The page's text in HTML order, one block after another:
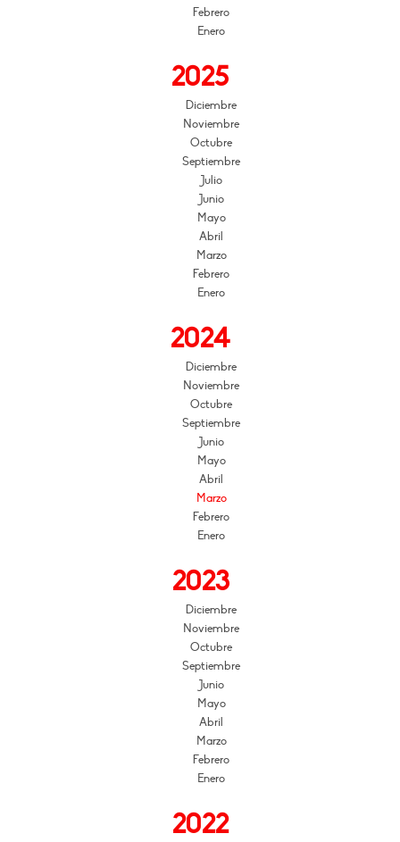
Febrero
Enero
2025
Diciembre
Noviembre
Octubre
Septiembre
Julio
Junio
Mayo
Abril
Marzo
Febrero
Enero
2024
Diciembre
Noviembre
Octubre
Septiembre
Junio
Mayo
Abril
Marzo
Febrero
Enero
2023
Diciembre
Noviembre
Octubre
Septiembre
Junio
Mayo
Abril
Marzo
Febrero
Enero
2022